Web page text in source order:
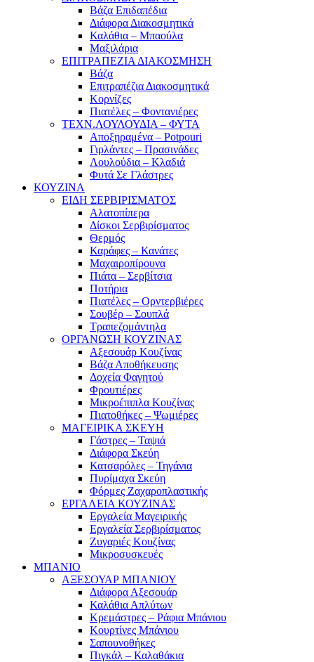
Βάζα Επιδαπέδια
Διάφορα Διακοσμητικά
Καλάθια – Μπαούλα
Μαξιλάρια
ΕΠΙΤΡΑΠΕΖΙΑ ΔΙΑΚΟΣΜΗΣΗ
Βάζα
Επιτραπέζια Διακοσμητικά
Κορνίζες
Πιατέλες – Φοντανιέρες
ΤΕΧΝ.ΛΟΥΛΟΥΔΙΑ – ΦΥΤΑ
Αποξηραμένα – Potpouri
Γιρλάντες – Πρασινάδες
Λουλούδια – Κλαδιά
Φυτά Σε Γλάστρες
ΚΟΥΖΙΝΑ
ΕΙΔΗ ΣΕΡΒΙΡΙΣΜΑΤΟΣ
Αλατοπίπερα
Δίσκοι Σερβιρίσματος
Θερμός
Καράφες – Κανάτες
Μαχαιροπίρουνα
Πιάτα – Σερβίτσια
Ποτήρια
Πιατέλες – Ορντερβιέρες
Σουβέρ – Σουπλά
Τραπεζομάντηλα
ΟΡΓΑΝΩΣΗ ΚΟΥΖΙΝΑΣ
Αξεσουάρ Κουζίνας
Βάζα Αποθήκευσης
Δοχεία Φαγητού
Φρουτιέρες
Μικροέπιπλα Κουζίνας
Πιατοθήκες – Ψωμιέρες
ΜΑΓΕΙΡΙΚΑ ΣΚΕΥΗ
Γάστρες – Ταψιά
Διάφορα Σκεύη
Κατσαρόλες – Τηγάνια
Πυρίμαχα Σκεύη
Φόρμες Ζαχαροπλαστικής
ΕΡΓΑΛΕΙΑ ΚΟΥΖΙΝΑΣ
Εργαλεία Μαγειρικής
Εργαλεία Σερβιρίσματος
Ζυγαριές Κουζίνας
Μικροσυσκευές
ΜΠΑΝΙΟ
ΑΞΕΣΟΥΑΡ ΜΠΑΝΙΟΥ
Διάφορα Αξεσουάρ
Καλάθια Απλύτων
Κρεμάστρες – Ράφια Μπάνιου
Κουρτίνες Μπάνιου
Σαπουνοθήκες
Πιγκάλ – Καλαθάκια